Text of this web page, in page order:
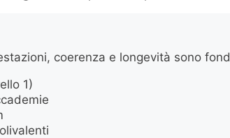
coerenza e longevità sono
1)